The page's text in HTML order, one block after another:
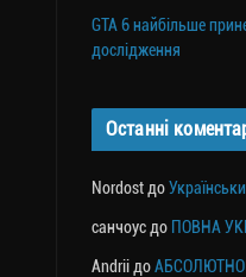
GTA 6 найбільше
дослідження
Останні
Nordost до
санчоус до ПОВНА
Andrii доАБСОЛЮТНО